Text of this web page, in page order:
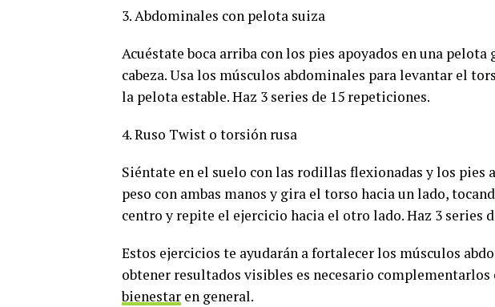
3. Abdominales con pelota suiza
Acuéstate boca arriba con los pies apoyados en una pelota
cabeza. Usa los músculos abdominales para levantar el
la pelota estable. Haz 3 series de 15 repeticiones.
4. Ruso Twist o torsión rusa
Siéntate en el suelo con las rodillas flexionadas y los pies
peso con ambas manos y gira el torso hacia un lado,
centro y repite el ejercicio hacia el otro lado. Haz 3 series
Estos ejercicios te ayudarán a fortalecer los músculos
obtener resultados visibles es necesario complementarlos
bienestar en general.